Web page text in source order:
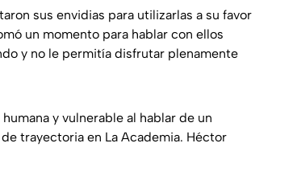
sus envidias para utilizarlas a su favor
un momento para hablar con ellos
y no le permitía disfrutar plenamente
y vulnerable al hablar de un
trayectoria en La Academia. Héctor